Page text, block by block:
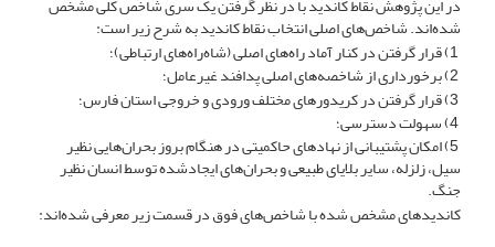
در این پژوهش نقاط کاندید با در نظر گرفتن یک سری شاخص کلی مشخص
شده‌اند. شاخص‌های اصلی انتخاب نقاط کاندید به شرح زیر است:
5) امکان پشتیبانی از نهادهای حاکمیتی در هنگام بروز بحران‌هایی نظیر
سیل، زلزله، سایر بلایای طبیعی و بحران‌های ایجادشده توسط انسان نظیر
جنگ.
کاندیدهای مشخص ‌شده با شاخص‌های فوق در قسمت زیر معرفی شده‌اند: